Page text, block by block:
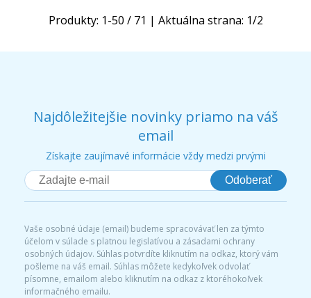
Produkty: 1-50 / 71 | Aktuálna strana: 1/2
Najdôležitejšie novinky priamo na váš
email
Získajte zaujímavé informácie vždy medzi prvými
Odoberať
Vaše osobné údaje (email) budeme spracovávať len za týmto
účelom v súlade s platnou legislatívou a zásadami ochrany
osobných údajov. Súhlas potvrdíte kliknutím na odkaz, ktorý vám
pošleme na váš email. Súhlas môžete kedykoľvek odvolať
písomne, emailom alebo kliknutím na odkaz z ktoréhokoľvek
informačného emailu.